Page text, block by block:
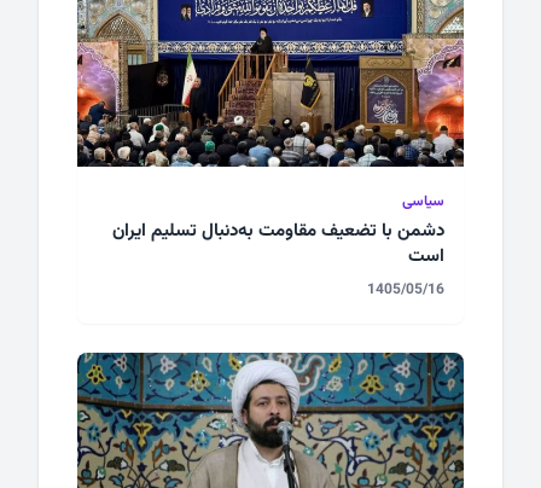
سیاسی
دشمن با تضعیف مقاومت به‌دنبال تسلیم ایران
است
1405/05/16